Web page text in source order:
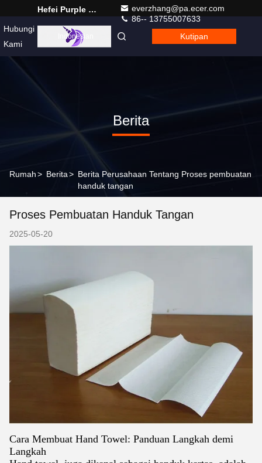
Hefei Purple Horn E-Commerce Co., Ltd.
everzhang@pa.ecer.com
86-- 13755007633
Hubungi
Kami
Indonesian Kutipan
Berita
Rumah> Berita> Berita Perusahaan Tentang Proses pembuatan
handuk tangan
Proses Pembuatan Handuk Tangan
2025-05-20
Cara Membuat Hand Towel: Panduan Langkah demi
Langkah